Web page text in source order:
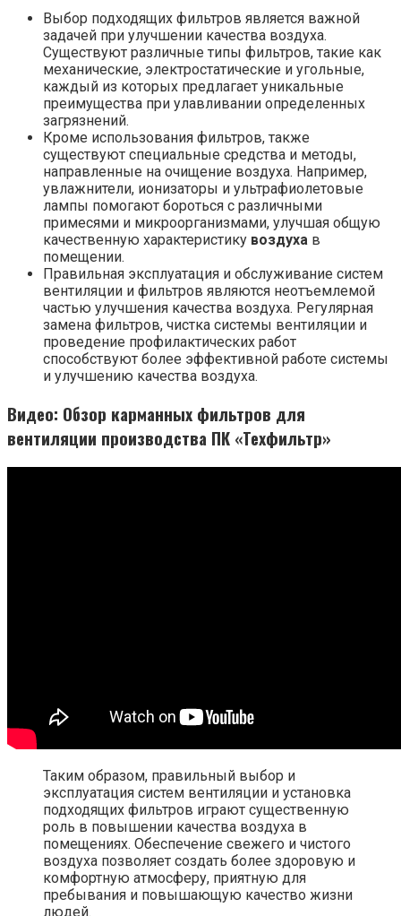
Выбор подходящих фильтров является важной
задачей при улучшении качества воздуха.
Существуют различные типы фильтров, такие как
механические, электростатические и угольные,
каждый из которых предлагает уникальные
преимущества при улавливании определенных
загрязнений.
Кроме использования фильтров, также
существуют специальные средства и методы,
направленные на очищение воздуха. Например,
увлажнители, ионизаторы и ультрафиолетовые
лампы помогают бороться с различными
примесями и микроорганизмами, улучшая общую
качественную характеристику воздуха в
помещении.
Правильная эксплуатация и обслуживание систем
вентиляции и фильтров являются неотъемлемой
частью улучшения качества воздуха. Регулярная
замена фильтров, чистка системы вентиляции и
проведение профилактических работ
способствуют более эффективной работе системы
и улучшению качества воздуха.
Видео: Обзор карманных фильтров для
вентиляции производства ПК «Техфильтр»
Таким образом, правильный выбор и
эксплуатация систем вентиляции и установка
подходящих фильтров играют существенную
роль в повышении качества воздуха в
помещениях. Обеспечение свежего и чистого
воздуха позволяет создать более здоровую и
комфортную атмосферу, приятную для
пребывания и повышающую качество жизни
людей.